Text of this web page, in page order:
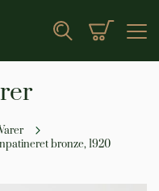
Search Min
bronze, 1920